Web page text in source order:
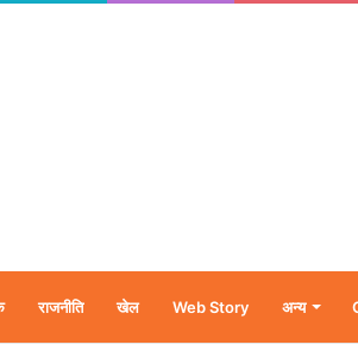
राजनीति खेल Web Story अन्य